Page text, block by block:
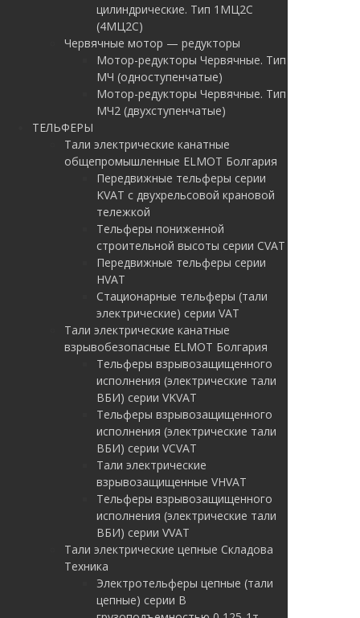
цилиндрические. Тип 1МЦ2С
(4МЦ2С)
Червячные мотор — редукторы
Мотор-редукторы Червячные. Тип
МЧ (одноступенчатые)
Мотор-редукторы Червячные. Тип
МЧ2 (двухступенчатые)
ТЕЛЬФЕРЫ
Тали электрические канатные
общепромышленные ELMOT Болгария
Передвижные тельферы серии
KVAT с двухрельсовой крановой
тележкой
Тельферы пониженной
строительной высоты серии CVAT
Передвижные тельферы серии
HVAT
Стационарные тельферы (тали
электрические) серии VAT
Тали электрические канатные
взрывобезопасные ELMOT Болгария
Тельферы взрывозащищенного
исполнения (электрические тали
ВБИ) серии VKVAT
Тельферы взрывозащищенного
исполнения (электрические тали
ВБИ) серии VCVAT
Тали электрические
взрывозащищенные VHVAT
Тельферы взрывозащищенного
исполнения (электрические тали
ВБИ) серии VVAT
Тали электрические цепные Складова
Техника
Электротельферы цепные (тали
цепные) серии В